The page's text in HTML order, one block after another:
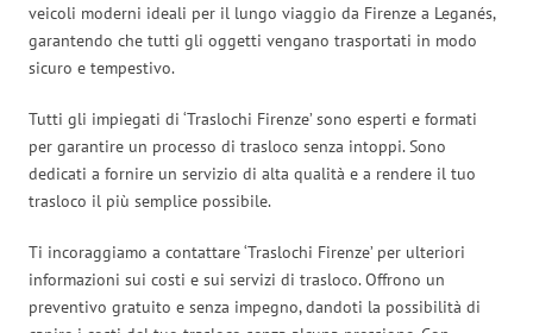
veicoli moderni ideali per il lungo viaggio da Firenze a Leganés,
garantendo che tutti gli oggetti vengano trasportati in modo
sicuro e tempestivo.
Tutti gli impiegati di ‘Traslochi Firenze’ sono esperti e formati
per garantire un processo di trasloco senza intoppi. Sono
dedicati a fornire un servizio di alta qualità e a rendere il tuo
trasloco il più semplice possibile.
Ti incoraggiamo a contattare ‘Traslochi Firenze’ per ulteriori
informazioni sui costi e sui servizi di trasloco. Offrono un
preventivo gratuito e senza impegno, dandoti la possibilità di